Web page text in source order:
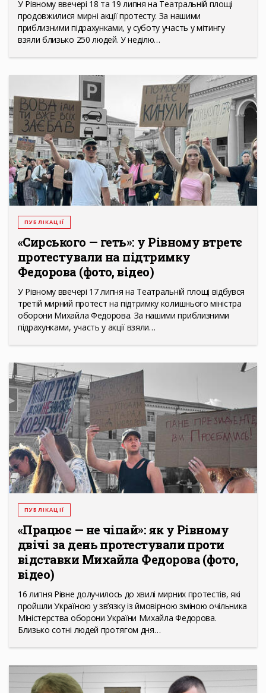
У Рівному ввечері 18 та 19 липня на Театральній площі
продовжилися мирні акції протесту. За нашими
приблизними підрахунками, у суботу участь у мітингу
взяли близько 250 людей. У неділю…
ПУБЛІКАЦІЇ
«Сирського — геть»: у Рівному втретє
протестували на підтримку
Федорова (фото, відео)
У Рівному ввечері 17 липня на Театральній площі відбувся
третій мирний протест на підтримку колишнього міністра
оборони Михайла Федорова. За нашими приблизними
підрахунками, участь у акції взяли…
ПУБЛІКАЦІЇ
«Працює — не чіпай»: як у Рівному
двічі за день протестували проти
відставки Михайла Федорова (фото,
відео)
16 липня Рівне долучилось до хвилі мирних протестів, які
пройшли Україною у зв’язку із ймовірною зміною очільника
Міністерства оборони України Михайла Федорова.
Близько сотні людей протягом дня…